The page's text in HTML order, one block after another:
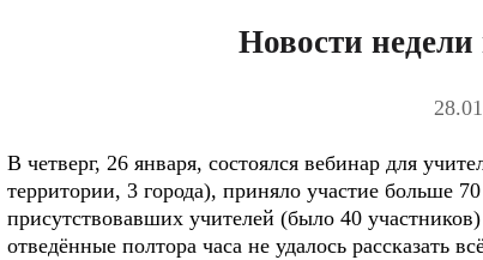
Новости
В четверг, 26 января, состоялся вебинар для
территории, 3 города), приняло участие больше
присутствовавших учителей (было 40
отведённые полтора часа не удалось рассказать